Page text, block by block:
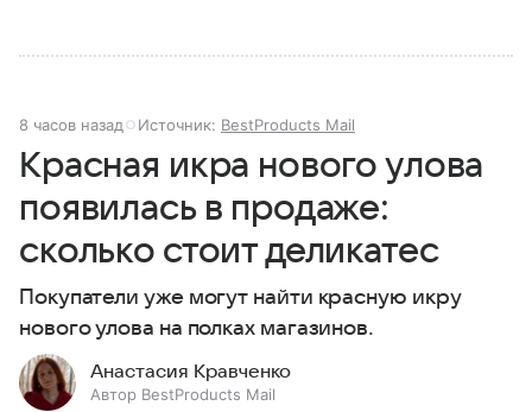
8 часов назад Источник: BestProducts Mail
Красная икра нового улова
появилась в продаже:
сколько стоит деликатес
Покупатели уже могут найти красную икру
нового улова на полках магазинов.
Анастасия Кравченко
Автор BestProducts Mail